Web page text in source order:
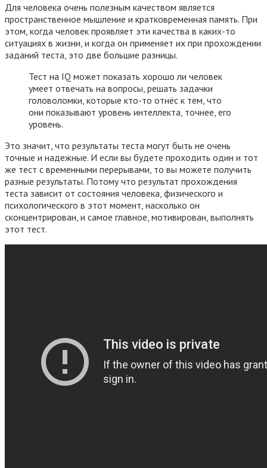
Для человека очень полезным качеством является
пространственное мышление и кратковременная память. При
этом, когда человек проявляет эти качества в каких-то
ситуациях в жизни, и когда он применяет их при прохождении
заданий теста, это две большие разницы.
Тест на IQ может показать хорошо ли человек
умеет отвечать на вопросы, решать задачки
головоломки, которые кто-то отнёс к тем, что
они показывают уровень интеллекта, точнее, его
уровень.
Это значит, что результаты теста могут быть не очень
точные и надежные. И если вы будете проходить один и тот
же тест с временными перерывами, то вы можете получить
разные результаты. Потому что результат прохождения
теста зависит от состояния человека, физического и
психологического в этот момент, насколько он
сконцентрирован, и самое главное, мотивирован, выполнять
этот тест.